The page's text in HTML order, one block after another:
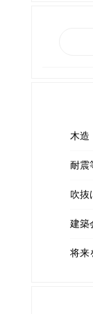
木造
耐震
吹抜
建築
将来